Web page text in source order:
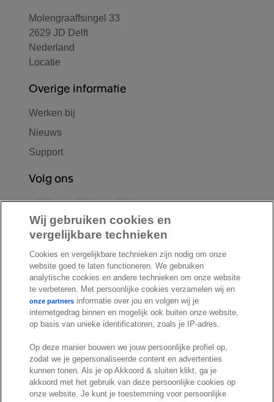
Molengraaffsingel 33
2629 JD Delft
Nederland
Locatie
Overige informatie
Werken bij
Nieuws
Support
Volg ons
F
a
c
o
o
k
L
i
n
d
I
n
Y
o
u
u
b
e
n
s
t
a
g
r
a
m
S
p
o
t
i
f
y
© Exact 2026
Cookie statement
Cookie settings
Marketing preferences
Wij gebruiken cookies en
vergelijkbare technieken
Cookies en vergelijkbare technieken zijn nodig om onze
website goed te laten functioneren. We gebruiken
analytische cookies en andere technieken om onze website
te verbeteren. Met persoonlijke cookies verzamelen wij en
onze partners informatie over jou en volgen wij je
internetgedrag binnen en mogelijk ook buiten onze website,
op basis van unieke identificatoren, zoals je IP-adres.
Op deze manier bouwen we jouw persoonlijke profiel op,
zodat we je gepersonaliseerde content en advertenties
kunnen tonen. Als je op Akkoord & sluiten klikt, ga je
akkoord met het gebruik van deze persoonlijke cookies op
onze website. Je kunt je toestemming voor persoonlijke